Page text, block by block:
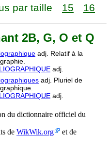
par taille 15 16
2B, G, O et Q
adj. Relatif à la
adj.
adj. Pluriel de
adj.
du dictionnaire officiel du
de WikWik.org
et de